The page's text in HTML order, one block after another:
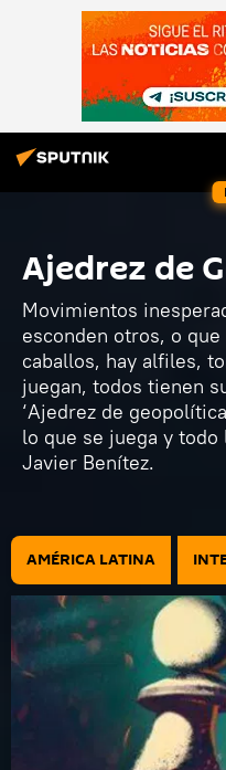
Ajedrez de
Movimientos
esconden otros, o
caballos, hay alfiles,
juegan, todos tienen
‘Ajedrez de
lo que se juega y
Javier Benítez.
AMÉRICA LATINA